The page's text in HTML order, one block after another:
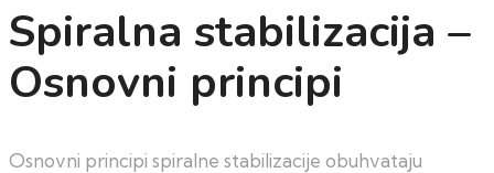
Spiralna stabilizacija –
Osnovni principi
Osnovni principi spiralne stabilizacije obuhvataju